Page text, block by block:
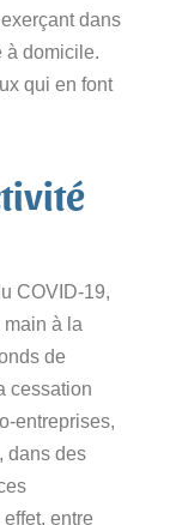
dans
à domicile.
qui en font
COVID-19,
main à la
de
cessation
entreprises,
dans des
entre